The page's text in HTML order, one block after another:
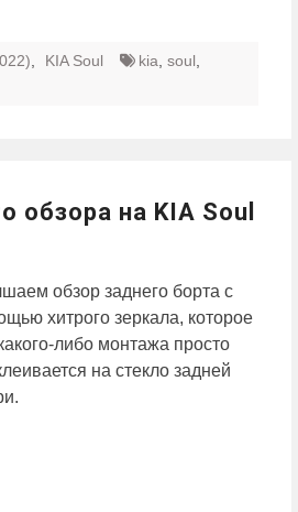
KIA Soul kia soul
обзора на KIA Soul
обзор заднего борта с
хитрого зеркала, которое
либо монтажа просто
на стекло задней